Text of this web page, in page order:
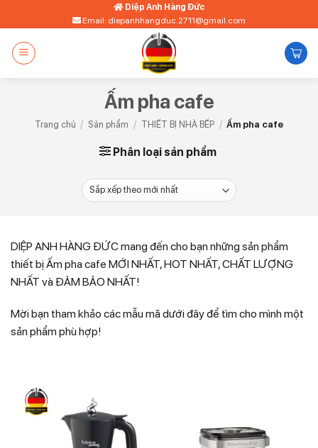
qua
dung
Diệp Anh Hàng Đức
Email: diepanhhangduc.2711@gmail.com
Ấm pha cafe
Trang chủ / Sản phẩm / THIẾT BỊ NHÀ BẾP / Ấm pha cafe
Phân loại sản phẩm
DIỆP ANH HÀNG ĐỨC mang đến cho bạn những sản phẩm
thiết bị Ấm pha cafe MỚI NHẤT, HOT NHẤT, CHẤT LƯỢNG
NHẤT và ĐẢM BẢO NHẤT!
Mời bạn tham khảo các mẫu mã dưới đây để tìm cho mình một
sản phẩm phù hợp!